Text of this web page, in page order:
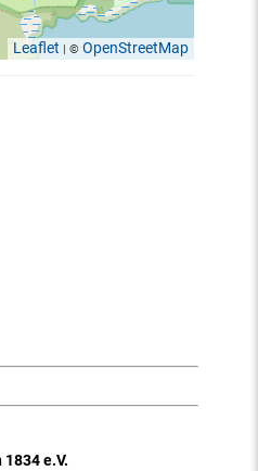
Leaflet | © OpenStreetMap
e.V.